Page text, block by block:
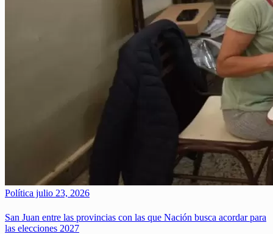
Política julio 23, 2026
San Juan entre las provincias con las que Nación busca acordar para
las elecciones 2027